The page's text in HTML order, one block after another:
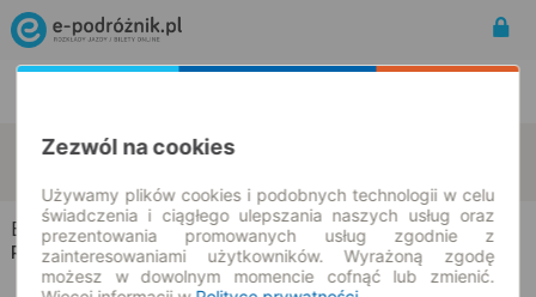
Bruskowo Małe
Słupsk
Bruskowo Małe → Słupsk
Rozkład jazdy i bilety
Zezwól na cookies
Używamy plików cookies i podobnych technologii w celu
świadczenia i ciągłego ulepszania naszych usług oraz
prezentowania promowanych usług zgodnie z
zainteresowaniami użytkowników. Wyrażoną zgodę
możesz w dowolnym momencie cofnąć lub zmienić.